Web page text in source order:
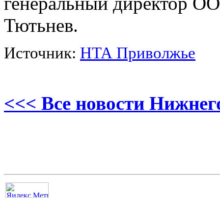
Тютьнев.
Источник: НТА Приволжье
<<< Все новости